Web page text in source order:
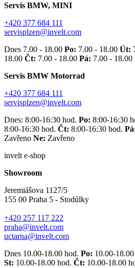
Servis BMW, MINI
+420 377 684 111
servisplzen@invelt.com
Dnes 7.00 - 18.00 Po: 7.00 - 18.00 Út:
18.00 Čt: 7.00 - 18.00 Pá: 7.00 - 18.00
Servis BMW Motorrad
+420 377 684 111
servisplzen@invelt.com
Dnes: 8:00-16:30 hod. Po: 8:00-16:30
8:00-16:30 hod. Čt: 8:00-16:30 hod.
Zavřeno Ne: Zavřeno
invelt e-shop
Showroom
Jeremiášova 1127/5
155 00 Praha 5 - Stodůlky
+420 257 117 222
praha@invelt.com
uctarna@invelt.com
Dnes 10.00-18.00 hod. Po: 10.00-
St: 10.00-18.00 hod. Čt: 10.00-18.00